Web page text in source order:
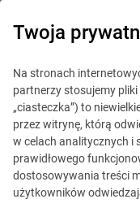
Twoja
Na stronach
partnerzy stosujemy
„ciasteczka”) to
przez witrynę, którą
w celach analitycznych i
prawidłowego
dostosowywania treści
użytkowników